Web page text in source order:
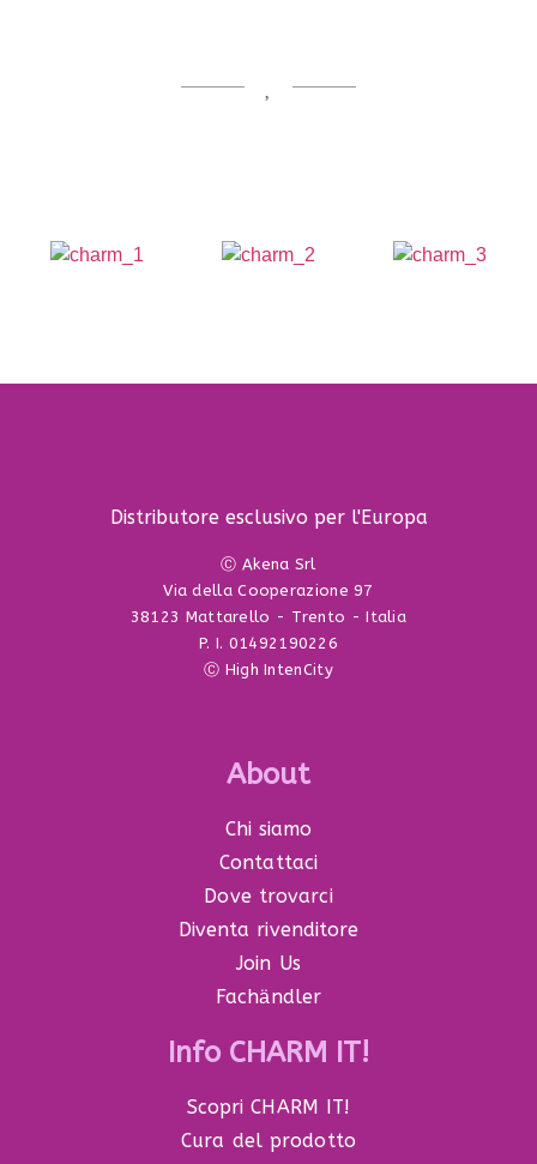
Distributore esclusivo per l'Europa
Ⓒ Akena Srl
Via della Cooperazione 97
38123 Mattarello - Trento - Italia
P. I. 01492190226
Ⓒ High IntenCity
About
Chi siamo
Contattaci
Dove trovarci
Diventa rivenditore
Join Us
Fachӓndler
Info CHARM IT!
Scopri CHARM IT!
Cura del prodotto